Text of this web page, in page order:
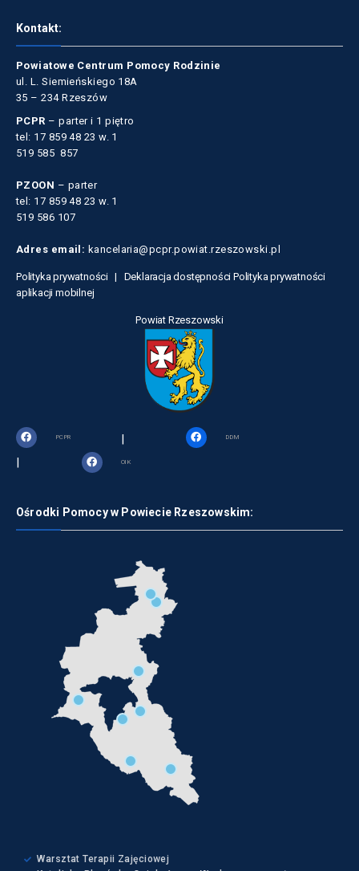
Kontakt:
Powiatowe Centrum Pomocy Rodzinie
ul. L. Siemieńskiego 18A
35 – 234 Rzeszów
PCPR – parter i 1 piętro
tel: 17 859 48 23 w. 1
519 585 857
PZOON – parter
tel: 17 859 48 23 w. 1
519 586 107
Adres email: kancelaria@pcpr.powiat.rzeszowski.pl
Polityka prywatności | Deklaracja dostępności Polityka prywatności
aplikacji mobilnej
Powiat Rzeszowski
PCPR | DDM
| OIK
Ośrodki Pomocy w Powiecie Rzeszowskim:
Warsztat Terapii Zajęciowej